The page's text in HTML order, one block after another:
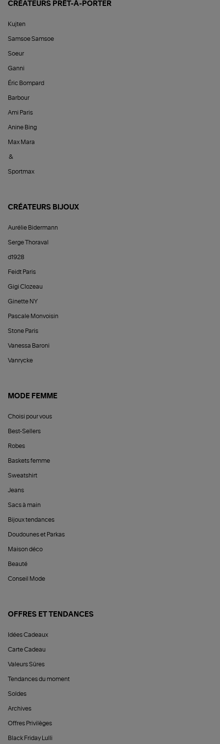
CRÉATEURS PRÊT-À-PORTER
Kujten
Samsoe Samsoe
Soeur
Ganni
Éric Bompard
Barbour
Ami Paris
Anine Bing
Max Mara
&
Sportmax
CRÉATEURS BIJOUX
Aurélie Bidermann
Serge Thoraval
d1928
Feidt Paris
Gigi Clozeau
Ginette NY
Pascale Monvoisin
Stone Paris
Vanessa Baroni
Vanrycke
MODE FEMME
Choisi pour vous
Best-Sellers
Robes
Baskets femme
Sweatshirt
Jeans
Sacs à main
Bijoux tendances
Doudounes et Parkas
Maison déco
Beauté
Conseil Mode
OFFRES ET TENDANCES
Idées Cadeaux
Carte Cadeau
Valeurs Sûres
Tendances du moment
Soldes
Archives
Offres Privilèges
Black Friday Lulli